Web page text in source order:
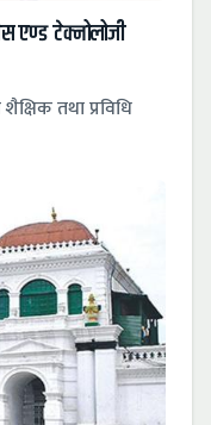
एण्ड टेक्नोलोजी
तथा प्रविधि